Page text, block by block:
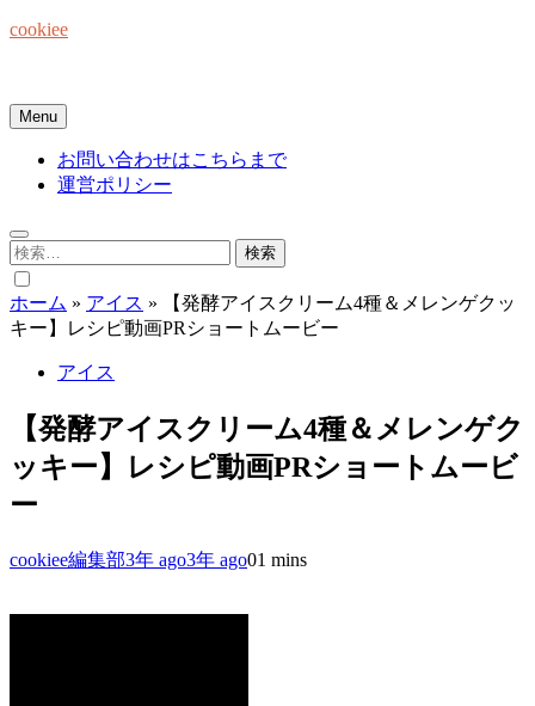
Skip
cookiee
Menu
お問い合わせはこちらまで
運営ポリシー
検
索:
ホーム » アイス »
【発酵アイスクリーム4種＆メレンゲクッ
キー】レシピ動画PRショートムービー
アイス
【発酵アイスクリーム4種＆メレンゲク
ッキー】レシピ動画PRショートムービ
ー
cookiee編集部3年 ago3年 ago01 mins